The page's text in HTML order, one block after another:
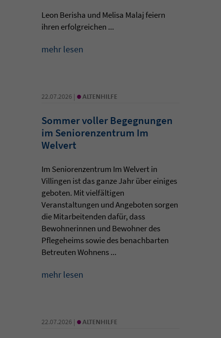
Leon Berisha und Melisa Malaj feiern
ihren erfolgreichen ...
mehr lesen
22.07.2026 | • ALTENHILFE
Sommer voller Begegnungen
im Seniorenzentrum Im
Welvert
Im Seniorenzentrum Im Welvert in
Villingen ist das ganze Jahr über einiges
geboten. Mit vielfältigen
Veranstaltungen und Angeboten sorgen
die Mitarbeitenden dafür, dass
Bewohnerinnen und Bewohner des
Pflegeheims sowie des benachbarten
Betreuten Wohnens ...
mehr lesen
22.07.2026 | • ALTENHILFE